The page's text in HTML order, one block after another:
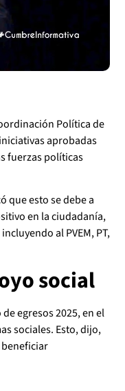
Política de
aprobadas
fuerzas políticas
que esto se debe a
en la ciudadanía,
al PVEM, PT,
social
egresos 2025, en el
sociales. Esto, dijo,